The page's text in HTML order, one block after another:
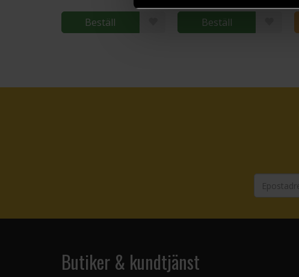
Beställ Beställ
Butiker & kundtjänst